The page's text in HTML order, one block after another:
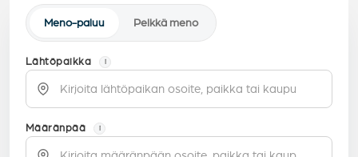
Meno-paluu Pelkkä meno
Lähtöpaikka i
Määränpää i